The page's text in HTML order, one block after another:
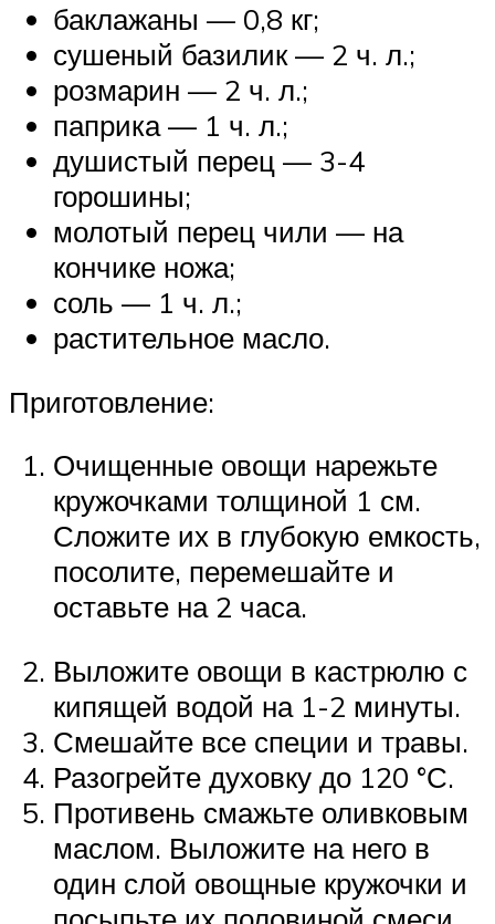
баклажаны — 0,8 кг;
сушеный базилик — 2 ч. л.;
розмарин — 2 ч. л.;
паприка — 1 ч. л.;
душистый перец — 3-4
горошины;
молотый перец чили — на
кончике ножа;
соль — 1 ч. л.;
растительное масло.
Приготовление:
Очищенные овощи нарежьте
кружочками толщиной 1 см.
Сложите их в глубокую емкость,
посолите, перемешайте и
оставьте на 2 часа.
Выложите овощи в кастрюлю с
кипящей водой на 1-2 минуты.
Смешайте все специи и травы.
Разогрейте духовку до 120 °С.
Противень смажьте оливковым
маслом. Выложите на него в
один слой овощные кружочки и